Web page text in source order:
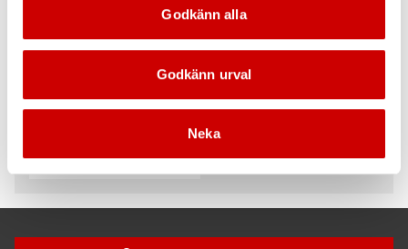
Godkänn alla
Godkänn urval
Neka
Bilinredning medium
vänster fram
installation i bil